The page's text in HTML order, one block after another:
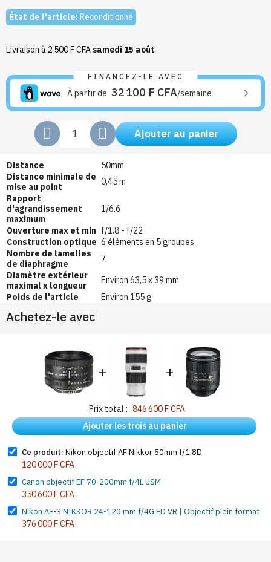
État de l'article: Reconditionné
Livraison à 2 500 F CFA samedi 15 août.
FINANCEZ-LE AVEC
À partir de 32 100 F CFA/semaine
Ajouter au panier
Distance
50mm
Distance minimale de
mise au point
0,45 m
Rapport
d'agrandissement
maximum
1/6.6
Ouverture max et min f/1.8 - f/22
Construction optique 6 éléments en 5 groupes
Nombre de lamelles
de diaphragme
7
Diamètre extérieur
maximal x longueur
Environ 63,5 x 39 mm
Poids de l'article
Environ 155 g
Achetez-le avec
+ +
Prix total : 846 600 F CFA
Ajouter les trois au panier
Ce produit: Nikon objectif AF Nikkor 50mm f/1.8D
120 000 F CFA
Canon objectif EF 70-200mm f/4L USM
350 600 F CFA
Nikon AF-S NIKKOR 24-120 mm f/4G ED VR | Objectif plein format
376 000 F CFA